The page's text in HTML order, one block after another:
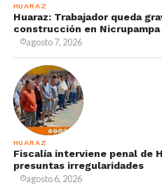
HUARAZ
Huaraz: Trabajador queda
construcción en Nicrupampa
agosto 7, 2026
HUARAZ
Fiscalía interviene penal de
presuntas irregularidades
agosto 6, 2026